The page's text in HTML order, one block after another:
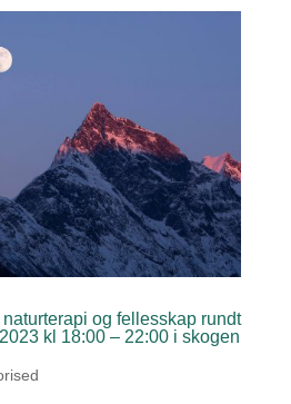
og fellesskap rundt
kl 18:00 – 22:00 i skogen